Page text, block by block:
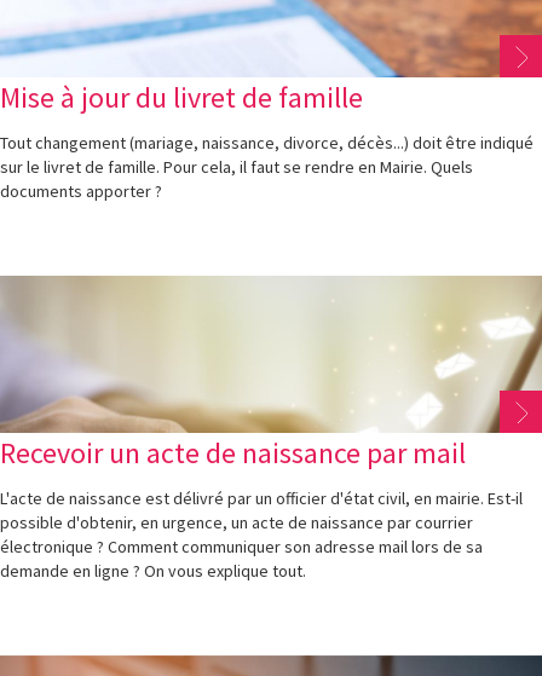
Mise à jour du livret de famille
Tout changement (mariage, naissance, divorce, décès...) doit être indiqué
sur le livret de famille. Pour cela, il faut se rendre en Mairie. Quels
documents apporter ?
Recevoir un acte de naissance par mail
L'acte de naissance est délivré par un officier d'état civil, en mairie. Est-il
possible d'obtenir, en urgence, un acte de naissance par courrier
électronique ? Comment communiquer son adresse mail lors de sa
demande en ligne ? On vous explique tout.